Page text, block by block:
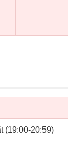
(19:00-20:59)